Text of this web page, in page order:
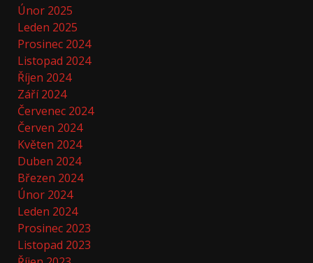
Únor 2025
Leden 2025
Prosinec 2024
Listopad 2024
Říjen 2024
Září 2024
Červenec 2024
Červen 2024
Květen 2024
Duben 2024
Březen 2024
Únor 2024
Leden 2024
Prosinec 2023
Listopad 2023